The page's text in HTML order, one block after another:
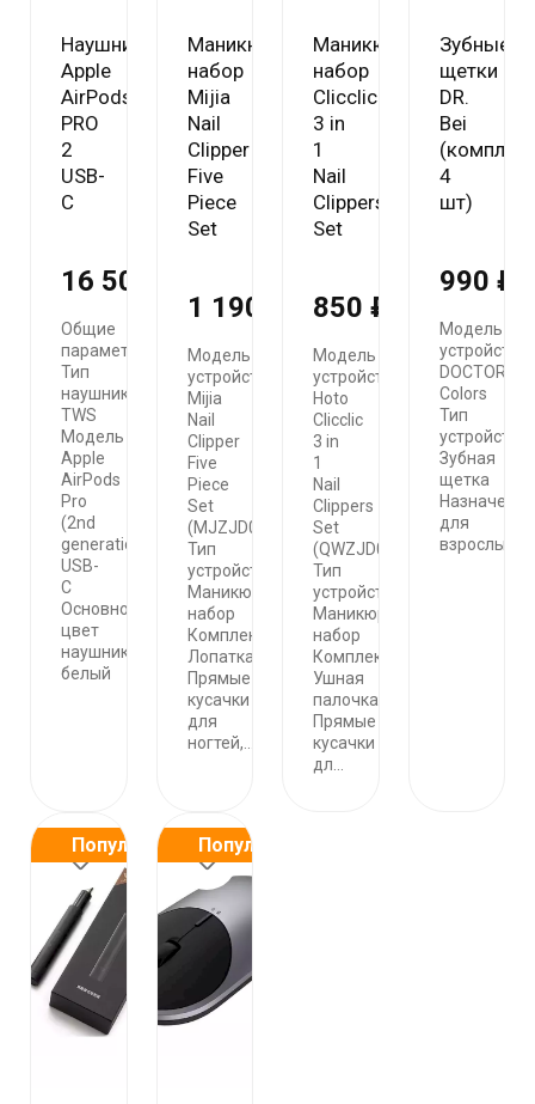
mobitelzakaz@bk.ru
Обратный вызов
Наушники
Apple
AirPods
PRO
2
USB-
C
16 500 ₽
Общие
параметры
Тип
наушники
TWS
Модель
Apple
AirPods
Pro
(2nd
generation)
USB-
C
Основной
цвет
наушников
белый
Маникюрный
набор
Mijia
Nail
Clipper
Five
Piece
Set
1 190 ₽
Модель
устройства
Mijia
Nail
Clipper
Five
Piece
Set
(MJZJD002QW)
Тип
устройства
Маникюрный
набор
Комплектация
Лопатка,
Прямые
кусачки
для
ногтей,...
Маникюрный
набор
Clicclic
3 in
1
Nail
Clippers
Set
850 ₽
Модель
устройства
Hoto
Clicclic
3 in
1
Nail
Clippers
Set
(QWZJD001)
Тип
устройства
Маникюрный
набор
Комплектация
Ушная
палочка,
Прямые
кусачки
дл...
Зубные
щетки
DR.
Bei
(комплект
4
шт)
990 ₽
Модель
устройства
DOCTOR·B
Colors
Тип
устройства
Зубная
щетка
Назначение
для
взрослых
Популярные Популярные